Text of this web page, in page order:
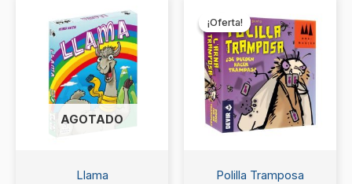
“Rescate”
Debesaccederpara publicar una valoración.
AGOTADO
Llama
¡Oferta!
¡Oferta!
Polilla Tramposa
precio
original
era:
$14.990.
precio
actual
es:
$13.990.